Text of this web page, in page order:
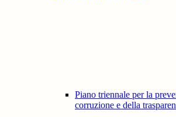
Piano triennale per la
corruzione e della